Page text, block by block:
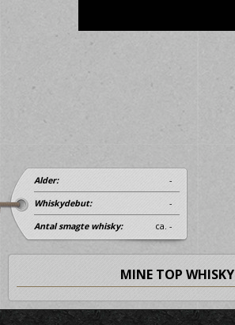
Alder: -
Whiskydebut: -
Antal smagte whisky: ca. -
MINE TOP WHISKY